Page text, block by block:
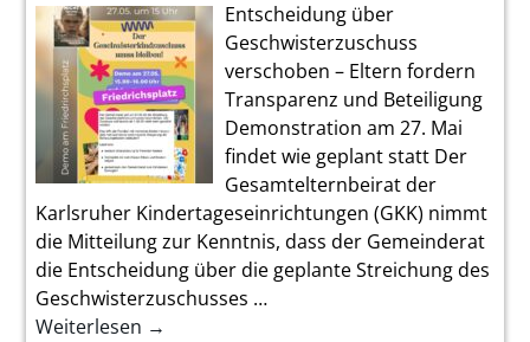
Entscheidung über
Geschwisterzuschuss
verschoben – Eltern fordern
Transparenz und Beteiligung
Demonstration am 27. Mai
findet wie geplant statt Der
Gesamtelternbeirat der
Karlsruher Kindertageseinrichtungen (GKK) nimmt
die Mitteilung zur Kenntnis, dass der Gemeinderat
die Entscheidung über die geplante Streichung des
Geschwisterzuschusses …
Weiterlesen →